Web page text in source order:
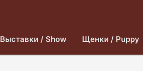
Выставки / Show Щенки / Puppy